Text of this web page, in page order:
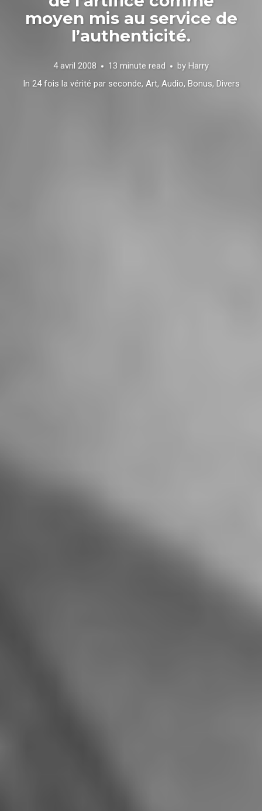
moyen mis au service de
l’authenticité.
4 avril 2008 13 minute read by Harry
In 24 fois la vérité par seconde, Art, Audio, Bonus, Divers